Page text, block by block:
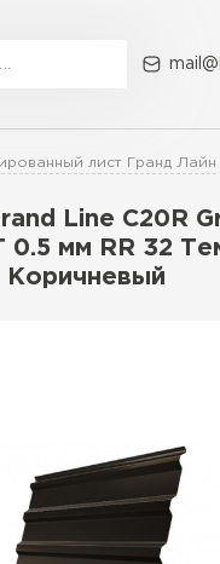
лист Гранд Лайн
Line С20R
0.5 мм RR 32
Коричневый
для забора
кровли
профнастила
Доставка